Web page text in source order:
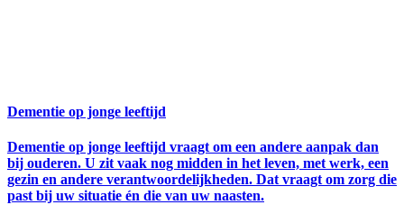
Dementie op jonge leeftijd
Dementie op jonge leeftijd vraagt om een andere aanpak dan
bij ouderen. U zit vaak nog midden in het leven, met werk, een
gezin en andere verantwoordelijkheden. Dat vraagt om zorg die
past bij uw situatie én die van uw naasten.